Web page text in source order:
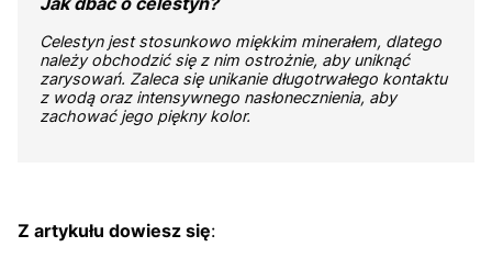
Celestyn jest stosunkowo miękkim minerałem, dlatego
należy obchodzić się z nim ostrożnie, aby uniknąć
zarysowań. Zaleca się unikanie długotrwałego kontaktu
z wodą oraz intensywnego nasłonecznienia, aby
zachować jego piękny kolor.
Z artykułu dowiesz się: